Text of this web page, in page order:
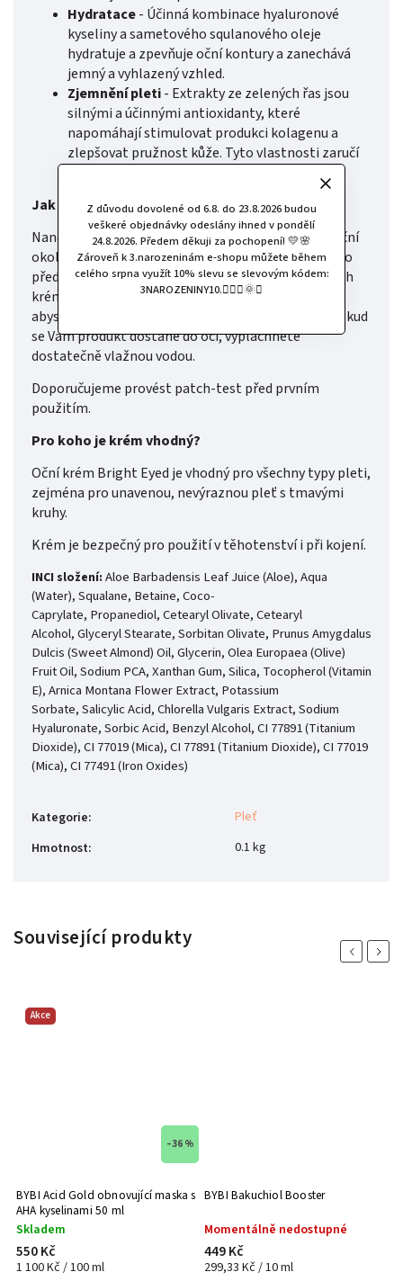
Z důvodu dovolené od 6.8. do 23.8.2026 budou
veškeré objednávky odeslány ihned v pondělí
24.8.2026. Předem děkuji za pochopení! 💛🌸
Zároveň k 3.narozeninám e-shopu můžete během
celého srpna využít 10% slevu se slevovým kódem:
3NAROZENINY10.🧚🏻‍♀️🌞✨
Hydratace- Účinná kombinace hyaluronové
kyseliny a sametového squlanového oleje
hydratuje a zpevňuje oční kontury a zanechává
jemný a vyhlazený vzhled.
Zjemnění pleti- Extrakty ze zelených řas jsou
silnými a účinnými antioxidanty, které
napomáhají stimulovat produkci kolagenu a
zlepšovat pružnost kůže. Tyto vlastnosti zaručí
Jak používat?
Naneste množství o velikosti hrášku pod oči a na oční
okolí a jemně rozetřete či vklepejte. Používejte ráno
před nanesením obličejových olejů nebo opalovacích
krémů s SPF. Vyhněte se těsnému okolí očí (řasy,..),
abyste zamezily přímému kontaktu krému a očí. Pokud
se Vám produkt dostane do očí, vypláchněte
dostatečně vlažnou vodou.
Doporučujeme provést patch-test před prvním
použitím.
Pro koho je krém vhodný?
Oční krém Bright Eyed je vhodný pro všechny typy pleti,
zejména pro unavenou, nevýraznou pleť s tmavými
kruhy.
Krém je bezpečný pro použití v těhotenství i při kojení.
INCI složení: Aloe Barbadensis Leaf Juice (Aloe), Aqua
(Water), Squalane, Betaine, Coco-
Caprylate, Propanediol, Cetearyl Olivate, Cetearyl
Alcohol, Glyceryl Stearate, Sorbitan Olivate, Prunus Amygdalus
Dulcis (Sweet Almond) Oil, Glycerin, Olea Europaea (Olive)
Fruit Oil, Sodium PCA, Xanthan Gum, Silica, Tocopherol (Vitamin
E), Arnica Montana Flower Extract, Potassium
Sorbate, Salicylic Acid, Chlorella Vulgaris Extract, Sodium
Hyaluronate, Sorbic Acid, Benzyl Alcohol, CI 77891 (Titanium
Dioxide), CI 77019 (Mica), CI 77891 (Titanium Dioxide), CI 77019
(Mica), CI 77491 (Iron Oxides)
Kategorie:
Pleť
Hmotnost: 0.1 kg
Související produkty
Previous
Akce
–36 %
BYBI Acid Gold obnovující maska s
AHA kyselinami 50 ml
Skladem
550 Kč
1 100 Kč / 100 ml
BYBI Bakuchiol Booster
Momentálně nedostupné
449 Kč
299,33 Kč / 10 ml
Next